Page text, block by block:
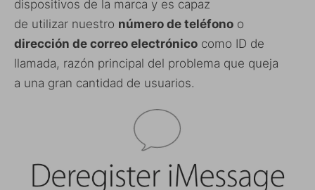
dispositivos de la marca y es capaz
de utilizar nuestro número de teléfono o
dirección de correo electrónico como ID de
llamada, razón principal del problema que queja
a una gran cantidad de usuarios.